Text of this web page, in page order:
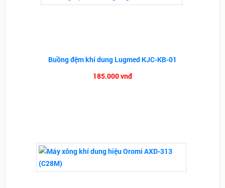
Buồng đệm khí dung Lugmed KJC-KB-01
185.000 vnđ